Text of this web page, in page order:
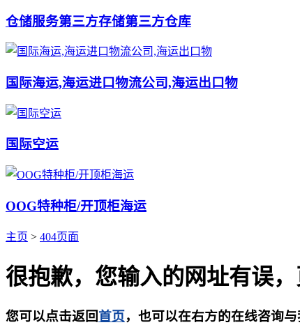
仓储服务第三方存储第三方仓库
国际海运,海运进口物流公司,海运出口物
国际空运
OOG特种柜/开顶柜海运
主页 > 404页面
很抱歉，您输入的网址有误
您可以点击返回首页，也可以在右方的在线咨询与